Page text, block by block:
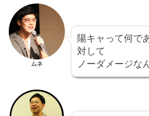
ムネ
陽キャって何で
対して
ノーダメージな